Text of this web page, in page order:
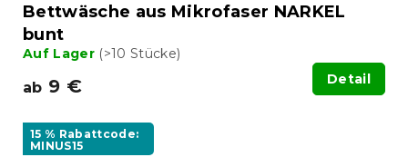
Bettwäsche aus Mikrofaser NARKEL
bunt
Auf Lager (>10 Stücke)
ab 9 € Detail
15 % Rabattcode:
MINUS15